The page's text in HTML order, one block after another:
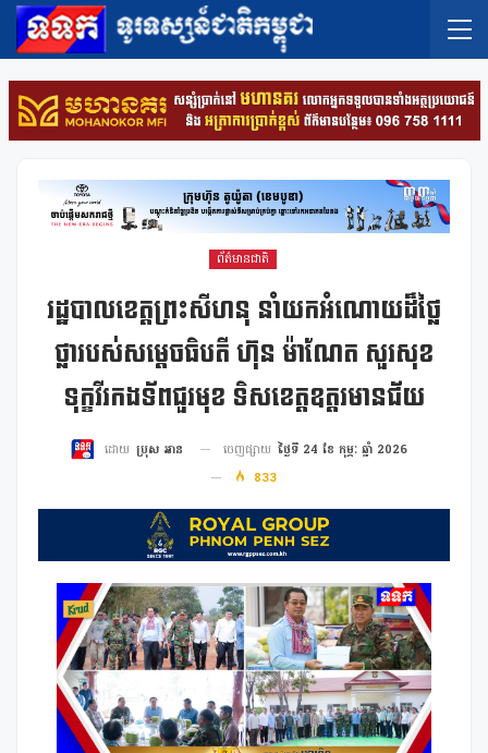
ព័ត៌មានជាតិ
រដ្ឋបាលខេត្តព្រះសីហនុ នាំយកអំណោយដ៏ថ្លៃ
ថ្លារបស់សម្តេចធិបតី ហ៊ុន ម៉ាណែត សួរសុខ
ទុក្ខវីរកងទ័ពជួរមុខ ទិសខេត្តឧត្តរមានជ័យ
ដោយ ប្រុស អាន ចេញផ្សាយ ថ្ងៃទី 24 ខែ កុម្ភៈ ឆ្នាំ 2026
833